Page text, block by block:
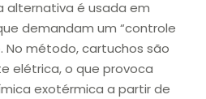
alternativa é usada em
demandam um “controle
No método, cartuchos são
elétrica, o que provoca
exotérmica a partir de